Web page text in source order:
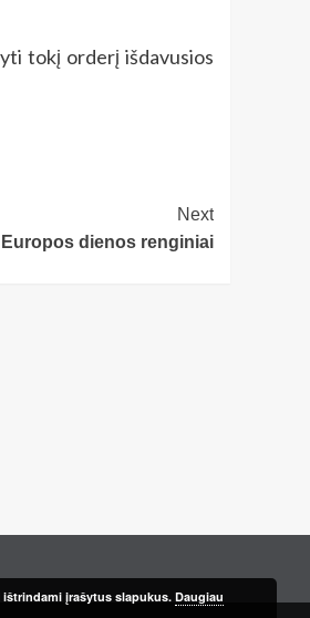
tokį orderį išdavusios
Next
Europos dienos renginiai
ištrindami įrašytus slapukus.Daugiau